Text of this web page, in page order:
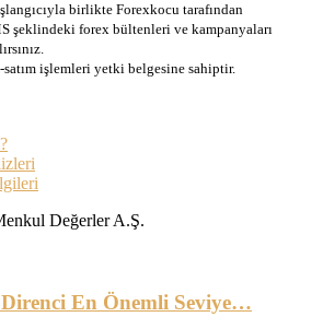
birlikte Forexkocu tarafından
şeklindeki forex bültenleri ve kampanyaları
işlemleri yetki belgesine sahiptir.
Değerler A.Ş.
En Önemli Seviye…